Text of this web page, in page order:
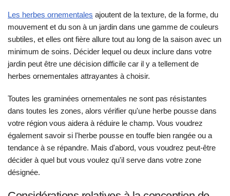
Les herbes ornementales ajoutent de la texture, de la forme, du
mouvement et du son à un jardin dans une gamme de couleurs
subtiles, et elles ont fière allure tout au long de la saison avec un
minimum de soins. Décider lequel ou deux inclure dans votre
jardin peut être une décision difficile car il y a tellement de
herbes ornementales attrayantes à choisir.
Toutes les graminées ornementales ne sont pas résistantes
dans toutes les zones, alors vérifier qu'une herbe pousse dans
votre région vous aidera à réduire le champ. Vous voudrez
également savoir si l'herbe pousse en touffe bien rangée ou a
tendance à se répandre. Mais d'abord, vous voudrez peut-être
décider à quel but vous voulez qu'il serve dans votre zone
désignée.